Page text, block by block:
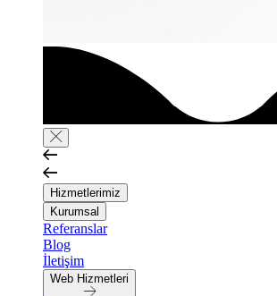
Hizmetlerimiz
Kurumsal
Referanslar
Blog
İletişim
Web Hizmetleri